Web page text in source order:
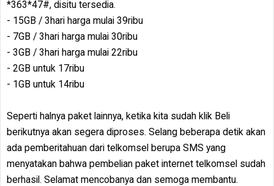
*363*47#, disitu tersedia.
- 15GB / 3hari harga mulai 39ribu
- 7GB / 3hari harga mulai 30ribu
- 3GB / 3hari harga mulai 22ribu
- 2GB untuk 17ribu
- 1GB untuk 14ribu
Seperti halnya paket lainnya, ketika kita sudah klik Beli
berikutnya akan segera diproses. Selang beberapa detik akan
ada pemberitahuan dari telkomsel berupa SMS yang
menyatakan bahwa pembelian paket internet telkomsel sudah
berhasil. Selamat mencobanya dan semoga membantu.